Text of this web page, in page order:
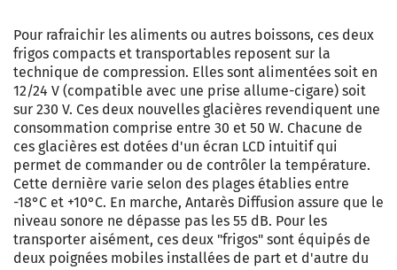
Pour rafraichir les aliments ou autres boissons, ces deux
frigos compacts et transportables reposent sur la
technique de compression. Elles sont alimentées soit en
12/24 V (compatible avec une prise allume-cigare) soit
sur 230 V. Ces deux nouvelles glacières revendiquent une
consommation comprise entre 30 et 50 W. Chacune de
ces glacières est dotées d'un écran LCD intuitif qui
permet de commander ou de contrôler la température.
Cette dernière varie selon des plages établies entre
-18°C et +10°C. En marche, Antarès Diffusion assure que le
niveau sonore ne dépasse pas les 55 dB. Pour les
transporter aisément, ces deux "frigos" sont équipés de
deux poignées mobiles installées de part et d'autre du